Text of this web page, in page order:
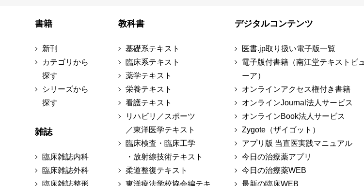
書籍
新刊
カテゴリから
探す
シリーズから
探す
雑誌
臨床雑誌内科
臨床雑誌外科
臨床雑誌整形
教科書
基礎系テキスト
臨床系テキスト
薬学テキスト
栄養テキスト
看護テキスト
リハビリ／スポーツ
／東洋医学テキスト
臨床検査・臨床工学
・放射線技術テキスト
柔道整復テキスト
東洋療法学校協会編テキ
デジタルコンテンツ
医書.jp取り扱い電子版一覧
電子版付書籍（南江堂テキストビュ
ーア）
オンラインアクセス権付き書籍
オンラインJournal法人サービス
オンラインBook法人サービス
Zygote（ザイゴット）
アプリ版 当直医実践マニュアル
今日の治療薬アプリ
今日の治療薬WEB
最新の臨床WEB